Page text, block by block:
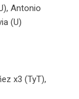
Antonio
(U)
x3 (TyT),